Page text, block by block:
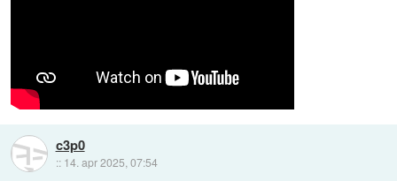
c3p0
:: 14. apr 2025, 07:54